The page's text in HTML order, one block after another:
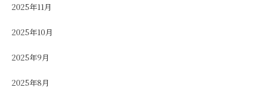
2025年11月
2025年10月
2025年9月
2025年8月